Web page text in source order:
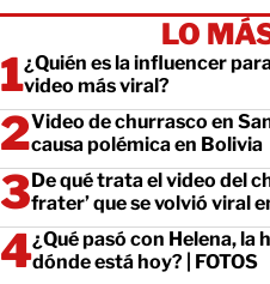
LO
¿Quién es la influencer
video más viral?
Video de churrasco en
causa polémica en Bolivia
De qué trata el video del
frater’ que se volvió viral
¿Qué pasó con Helena, la
dónde está hoy? | FOTOS